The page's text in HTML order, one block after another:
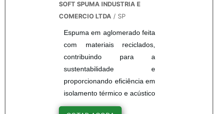
qualquer impacto. Em uma
viagem o impacto é algo
normal e acontece com
frequência, por isso da
necessidade dos flocos de
preenchimento que
conseguem manter o item
estável durante o trajeto.Eco-
fill:Os flocos de
SOFT SPUMA INDUSTRIA E
COMERCIO LTDA / SP
Espuma em aglomerado feita
com materiais reciclados,
contribuindo para a
sustentabilidade e
proporcionando eficiência em
isolamento térmico e acústico